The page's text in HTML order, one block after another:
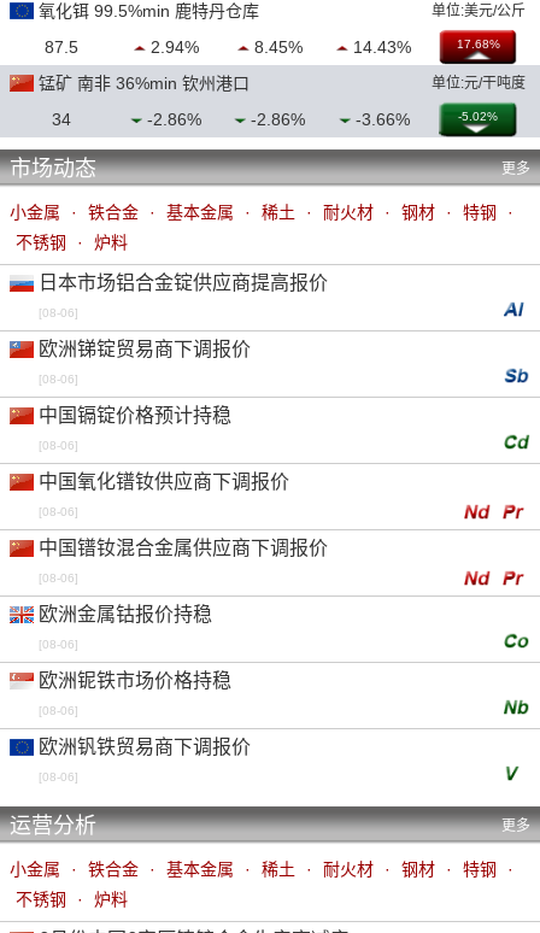
氧化铒 99.5%min 鹿特丹仓库 单位:美元/公斤
87.5 2.94% 8.45% 14.43% 17.68%
锰矿 南非 36%min 钦州港口 单位:元/干吨度
34 -2.86% -2.86% -3.66% -5.02%
市场动态 更多
小金属 · 铁合金 · 基本金属 · 稀土 · 耐火材 · 钢材 · 特钢
·
不锈钢
· 炉料
日本市场铝合金锭供应商提高报价
[08-06]
欧洲锑锭贸易商下调报价
[08-06]
中国镉锭价格预计持稳
[08-06]
中国氧化镨钕供应商下调报价
[08-06]
中国镨钕混合金属供应商下调报价
[08-06]
欧洲金属钴报价持稳
[08-06]
欧洲铌铁市场价格持稳
[08-06]
欧洲钒铁贸易商下调报价
[08-06]
运营分析 更多
小金属 · 铁合金 · 基本金属 · 稀土 · 耐火材 · 钢材 · 特钢
·
不锈钢
· 炉料